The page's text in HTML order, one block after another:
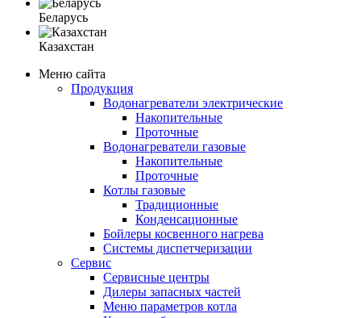
Беларусь
Казахстан
Меню сайта
Продукция
Водонагреватели электрические
Накопительные
Проточные
Водонагреватели газовые
Накопительные
Проточные
Котлы газовые
Традиционные
Конденсационные
Бойлеры косвенного нагрева
Системы диспетчеризации
Сервис
Сервисные центры
Дилеры запасных частей
Меню параметров котла